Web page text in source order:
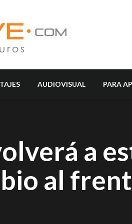
AUDIOVISUAL PARA
a
al